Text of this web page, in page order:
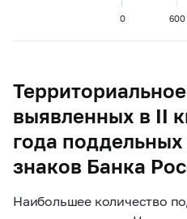
0 600
выявленных в II
года
знаков Банка
Наибольшее количество